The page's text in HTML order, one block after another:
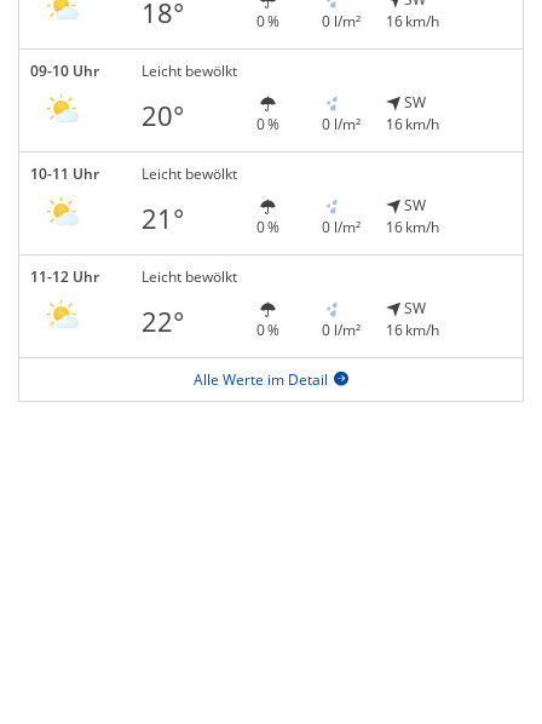
18° 0 % 0 l/m²
16 km/h
09-10 Uhr Leicht bewölkt
20° 0 % 0 l/m²
SW
16 km/h
10-11 Uhr Leicht bewölkt
21° 0 % 0 l/m²
SW
16 km/h
11-12 Uhr Leicht bewölkt
22° 0 % 0 l/m²
SW
16 km/h
Alle Werte im Detail